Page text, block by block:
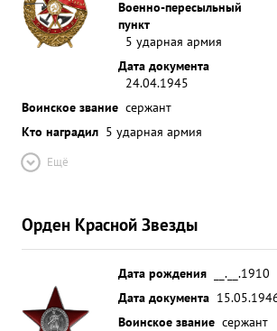
Военно-пересыльный
пункт
5 ударная армия
Дата документа
24.04.1945
Воинское звание сержант
Кто наградил 5 ударная армия
Ещё
Орден Красной Звезды
Дата рождения
__.__.1910
Дата документа
Воинское звание сержант